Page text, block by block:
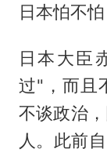
日本怕不怕
日本大臣
过"，而且
不谈政治
人。此前